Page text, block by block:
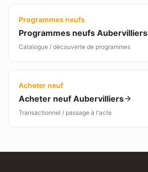
Programmes neufs
Programmes neufs Aubervilliers
Catalogue / découverte de programmes
Acheter neuf
Acheter neuf Aubervilliers
Transactionnel / passage à l'acte